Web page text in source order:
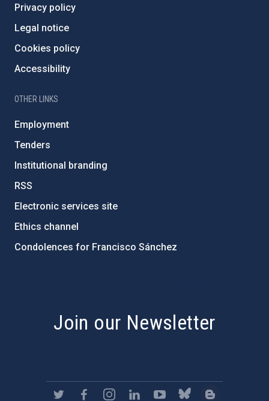
Privacy policy
Legal notice
Cookies policy
Accessibility
OTHER LINKS
Employment
Tenders
Institutional branding
RSS
Electronic services site
Ethics channel
Condolences for Francisco Sánchez
Join our Newsletter